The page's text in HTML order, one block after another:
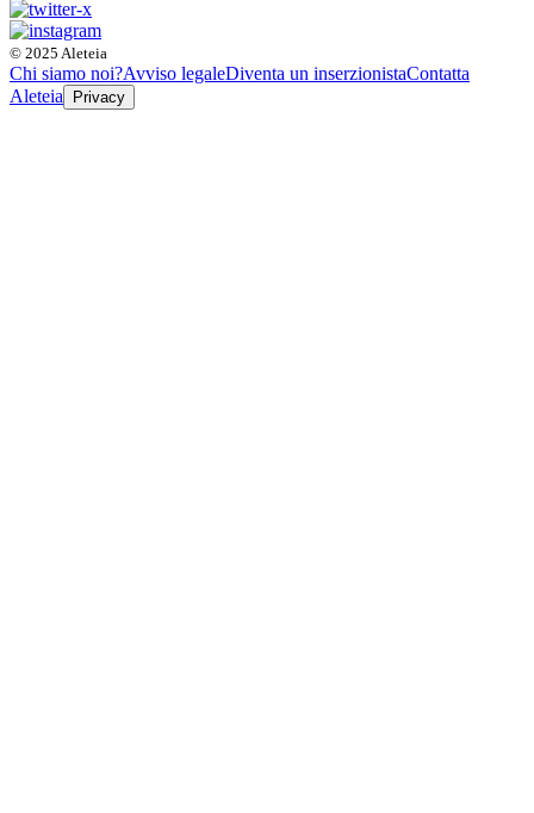
© 2025 Aleteia
Chi siamo noi?Avviso legaleDiventa un inserzionistaContatta
Aleteia
Privacy